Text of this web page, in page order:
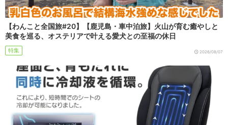
【わんこと全国旅#20】【鹿児島・車中泊旅】火山が育む癒やしと
美食を巡る、オステリアで叶える愛犬との至福の休日
特集 2026/08/07